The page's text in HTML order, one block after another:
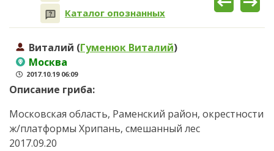
Каталог опознанных
Виталий (Гуменюк Виталий)
Москва
2017.10.19 06:09
Описание гриба:
Московская область, Раменский район, окрестности
ж/платформы Хрипань, смешанный лес
2017.09.20